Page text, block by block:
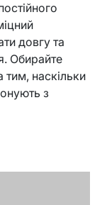
довгу та
Обирайте
тим, наскільки
з